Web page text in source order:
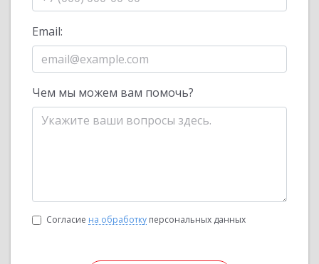
Email:
Чем мы можем вам помочь?
Согласие на обработку персональных данных